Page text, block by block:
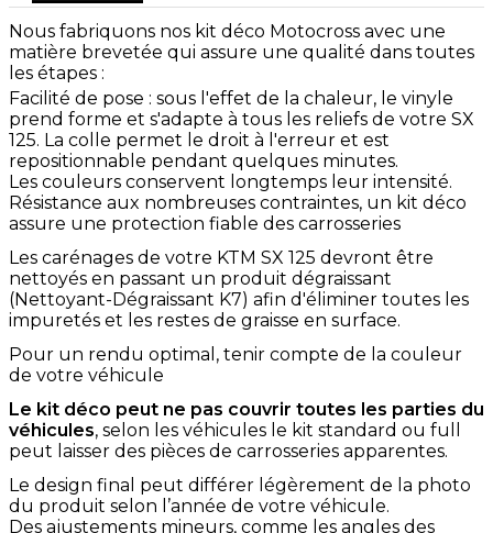
Nous fabriquons nos kit déco Motocross avec une
matière brevetée qui assure une qualité dans toutes
les étapes :
Facilité de pose : sous l'effet de la chaleur, le vinyle
prend forme et s'adapte à tous les reliefs de votre SX
125. La colle permet le droit à l'erreur et est
repositionnable pendant quelques minutes.
Les couleurs conservent longtemps leur intensité.
Résistance aux nombreuses contraintes, un kit déco
assure une protection fiable des carrosseries
Les carénages de votre KTM SX 125 devront être
nettoyés en passant un produit dégraissant
(Nettoyant-Dégraissant K7) afin d'éliminer toutes les
impuretés et les restes de graisse en surface.
Pour un rendu optimal, tenir compte de la couleur
de votre véhicule
Le kit déco peut ne pas couvrir toutes les parties du
véhicules, selon les véhicules le kit standard ou full
peut laisser des pièces de carrosseries apparentes.
Le design final peut différer légèrement de la photo
du produit selon l’année de votre véhicule.
Des ajustements mineurs, comme les angles des